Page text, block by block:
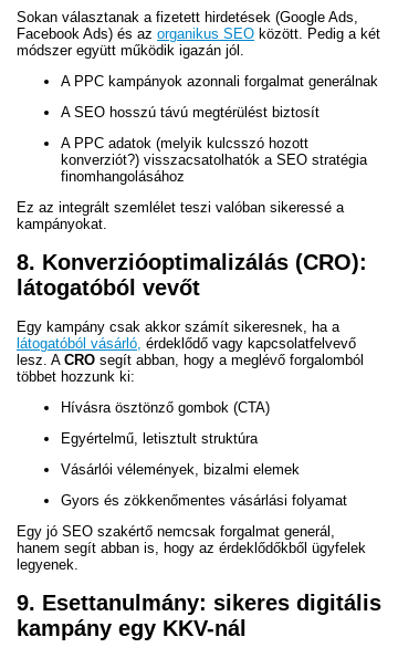
Sokan választanak a fizetett hirdetések (Google Ads,
Facebook Ads) és az organikus SEO között. Pedig a két
módszer együtt működik igazán jól.
A PPC kampányok azonnali forgalmat generálnak
A SEO hosszú távú megtérülést biztosít
A PPC adatok (melyik kulcsszó hozott
konverziót?) visszacsatolhatók a SEO stratégia
finomhangolásához
Ez az integrált szemlélet teszi valóban sikeressé a
kampányokat.
8. Konverzióoptimalizálás (CRO):
látogatóból vevőt
Egy kampány csak akkor számít sikeresnek, ha a
látogatóból vásárló, érdeklődő vagy kapcsolatfelvevő
lesz. A CRO segít abban, hogy a meglévő forgalomból
többet hozzunk ki:
Hívásra ösztönző gombok (CTA)
Egyértelmű, letisztult struktúra
Vásárlói vélemények, bizalmi elemek
Gyors és zökkenőmentes vásárlási folyamat
Egy jó SEO szakértő nemcsak forgalmat generál,
hanem segít abban is, hogy az érdeklődőkből ügyfelek
legyenek.
9. Esettanulmány: sikeres digitális
kampány egy KKV-nál